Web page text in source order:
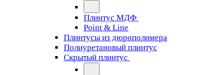
Плинтус МДФ
Point & Line
Плинтусы из дюрополимера
Полиуретановый плинтус
Скрытый плинтус